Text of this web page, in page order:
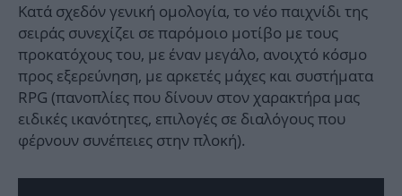
Κατά σχεδόν γενική ομολογία, το νέο παιχνίδι της
σειράς συνεχίζει σε παρόμοιο μοτίβο με τους
προκατόχους του, με έναν μεγάλο, ανοιχτό κόσμο
προς εξερεύνηση, με αρκετές μάχες και συστήματα
RPG (πανοπλίες που δίνουν στον χαρακτήρα μας
ειδικές ικανότητες, επιλογές σε διαλόγους που
φέρνουν συνέπειες στην πλοκή).